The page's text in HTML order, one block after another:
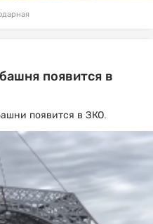
появится в
появится в ЗКО.